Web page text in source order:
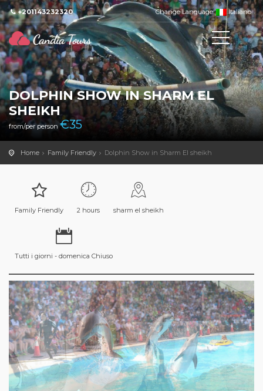
+201143232320 Change Language: Italiano
DOLPHIN SHOW IN SHARM EL
SHEIKH
from/per person€35
Home Family Friendly Dolphin Show in Sharm El sheikh
Family Friendly 2 hours sharm el sheikh
Tutti i giorni - domenica Chiuso